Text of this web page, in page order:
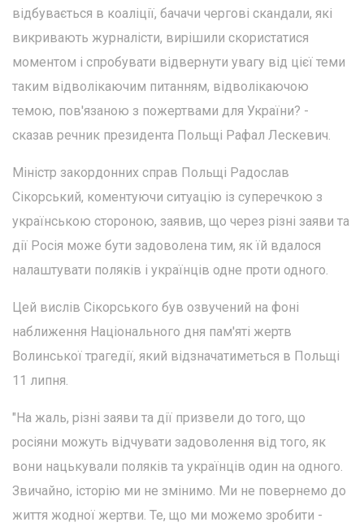
відбувається в коаліції, бачачи чергові скандали, які
викривають журналісти, вирішили скористатися
моментом і спробувати відвернути увагу від цієї теми
таким відволікаючим питанням, відволікаючою
темою, пов'язаною з пожертвами для України? -
сказав речник президента Польщі Рафал Лескевич.
Міністр закордонних справ Польщі Радослав
Сікорський, коментуючи ситуацію із суперечкою з
українською стороною, заявив, що через різні заяви та
дії Росія може бути задоволена тим, як їй вдалося
налаштувати поляків і українців одне проти одного.
Цей вислів Сікорського був озвучений на фоні
наближення Національного дня пам'яті жертв
Волинської трагедії, який відзначатиметься в Польщі
11 липня.
"На жаль, різні заяви та дії призвели до того, що
росіяни можуть відчувати задоволення від того, як
вони нацькували поляків та українців один на одного.
Звичайно, історію ми не змінимо. Ми не повернемо до
життя жодної жертви. Те, що ми можемо зробити -